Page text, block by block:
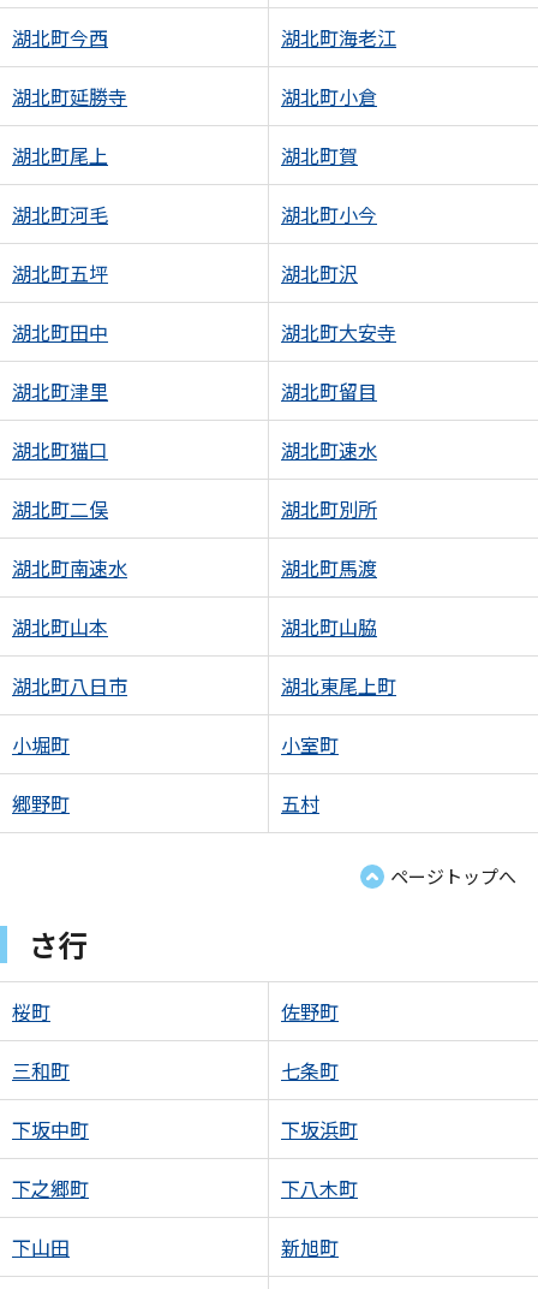
湖北町今西 湖北町海老江
湖北町延勝寺 湖北町小倉
湖北町尾上 湖北町賀
湖北町河毛 湖北町小今
湖北町五坪 湖北町沢
湖北町田中 湖北町大安寺
湖北町津里 湖北町留目
湖北町猫口 湖北町速水
湖北町二俣 湖北町別所
湖北町南速水 湖北町馬渡
湖北町山本 湖北町山脇
湖北町八日市 湖北東尾上町
小堀町 小室町
郷野町 五村
ページトップへ
さ行
桜町 佐野町
三和町 七条町
下坂中町 下坂浜町
下之郷町 下八木町
下山田 新旭町